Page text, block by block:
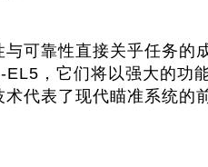
可靠性直接关乎任务的
，它们将以强大的功
代表了现代瞄准系统